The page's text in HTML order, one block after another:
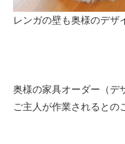
レンガの壁も奥様のデザ
奥様の家具オーダー（デ
ご主人が作業されるとの